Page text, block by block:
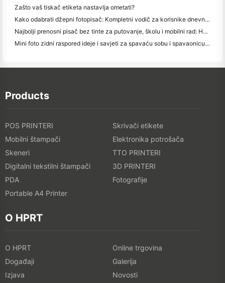
Zašto vaš tiskač etiketa nastavlja ometati?
Kako odabrati džepni fotopisač: Kompletni vodič za korisnike dnevnika, putovanja i iPhone-a
Najbolji prenosni pisač bez tinte za putovanje, školu i mobilni rad: Hanin MT620 Pro Pregled
Mini foto zidni raspored ideje i savjeti za spavaću sobu i spavaonicu ukras
Products
POS PRINTERI
Skrivači etikete
Mobilni štampači
Elektronika potrošača
Skeneri
TTO PRINTERI
Digitalni tekstilni štampači
3D PRINTERI
PDA
Fotografije
Portable A4 Printer
O HPRT
O HPRT
Online trgovina
Događaji
Galerija
Izjava
Novosti